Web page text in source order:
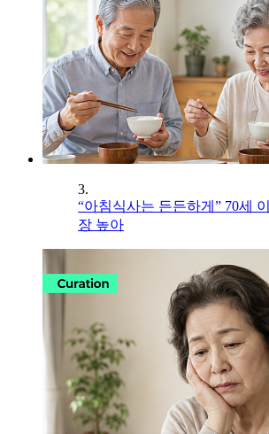
3.
“아침식사는 든든하게” 70세
장 높아